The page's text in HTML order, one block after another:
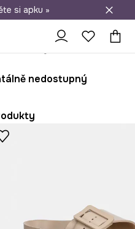
nad 1 200 Kč
si apku »
nedostupný